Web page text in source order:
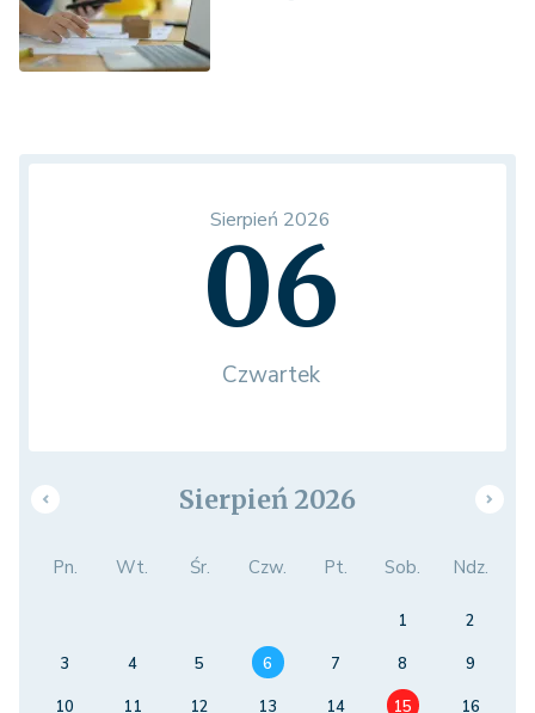
Sierpień 2026
06
Czwartek
Sierpień 2026
Pn. Wt. Śr. Czw. Pt. Sob. Ndz.
1
2
3
4 5 6 7 8
9
10
11 12 13 14 15 16